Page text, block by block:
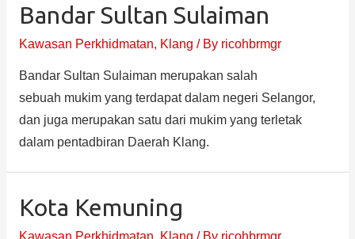
Bandar Sultan Sulaiman
Kawasan Perkhidmatan, Klang / By ricohbrmgr
Bandar Sultan Sulaiman merupakan salah
sebuah mukim yang terdapat dalam negeri Selangor,
dan juga merupakan satu dari mukim yang terletak
dalam pentadbiran Daerah Klang.
Kota Kemuning
Kawasan Perkhidmatan, Klang / By ricohbrmgr